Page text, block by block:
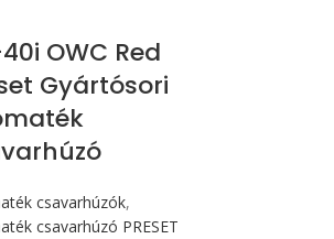
OWC Red
Gyártósori
csavarhúzók,
csavarhúzó PRESET